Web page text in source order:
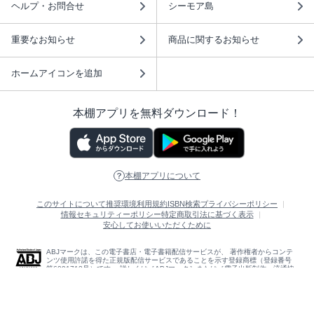
ヘルプ・お問合せ シーモア島
重要なお知らせ 商品に関するお知らせ
ホームアイコンを追加
本棚アプリを無料ダウンロード！
本棚アプリについて
このサイトについて推奨環境利用規約ISBN検索プライバシーポリシー
情報セキュリティーポリシー特定商取引法に基づく表示
安心してお使いいただくために
ABJマークは、この電子書店・電子書籍配信サービスが、 著作権者からコンテ
ンツ使用許諾を得た正規版配信サービスであることを示す登録商標（登録番号
第6091713号）です。 詳しくは［ABJマーク］または［電子出版制作・流通協